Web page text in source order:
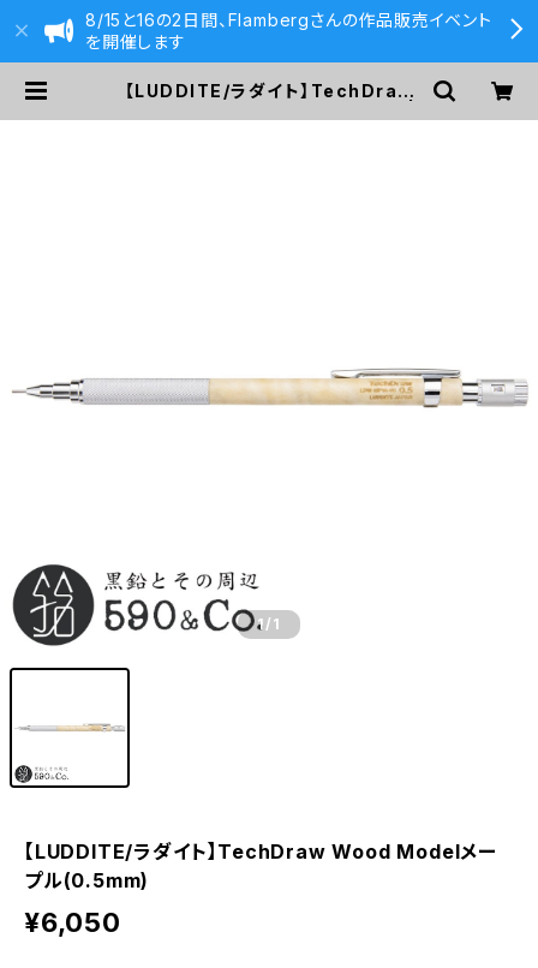
8/15と16の2日間、Flambergさんの作品販売イベント
を開催します
【LUDDITE/ラダイト】TechDraw
1/1
【LUDDITE/ラダイト】TechDraw Wood Modelメー
プル(0.5mm)
¥6,050